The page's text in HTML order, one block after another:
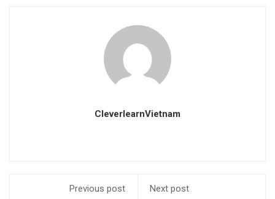
CleverlearnVietnam
Previous post Next post